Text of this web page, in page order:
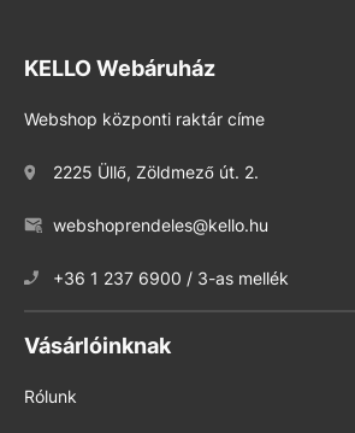
KELLO Webáruház
Webshop központi raktár címe
2225 Üllő, Zöldmező út. 2.
webshoprendeles@kello.hu
+36 1 237 6900 / 3-as mellék
Vásárlóinknak
Rólunk